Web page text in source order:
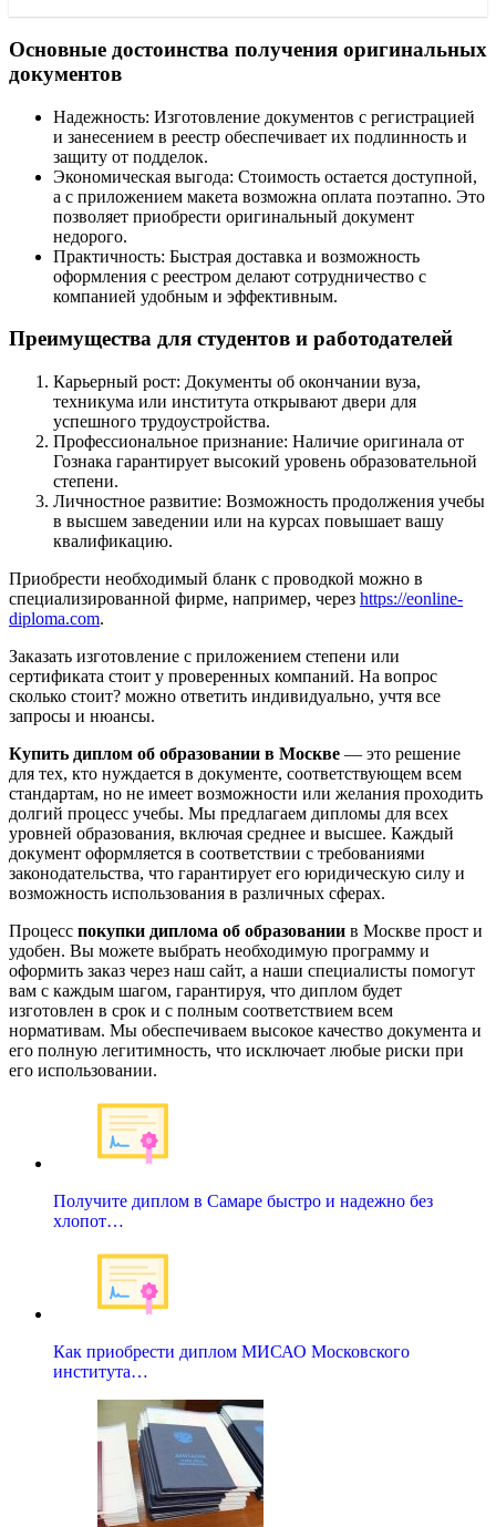
Основные достоинства получения оригинальных
документов
Надежность: Изготовление документов с регистрацией
и занесением в реестр обеспечивает их подлинность и
защиту от подделок.
Экономическая выгода: Стоимость остается доступной,
а с приложением макета возможна оплата поэтапно. Это
позволяет приобрести оригинальный документ
недорого.
Практичность: Быстрая доставка и возможность
оформления с реестром делают сотрудничество с
компанией удобным и эффективным.
Преимущества для студентов и работодателей
Карьерный рост: Документы об окончании вуза,
техникума или института открывают двери для
успешного трудоустройства.
Профессиональное признание: Наличие оригинала от
Гознака гарантирует высокий уровень образовательной
степени.
Личностное развитие: Возможность продолжения учебы
в высшем заведении или на курсах повышает вашу
квалификацию.
Приобрести необходимый бланк с проводкой можно в
специализированной фирме, например, через https://eonline-
diploma.com.
Заказать изготовление с приложением степени или
сертификата стоит у проверенных компаний. На вопрос
сколько стоит? можно ответить индивидуально, учтя все
запросы и нюансы.
Купить диплом об образовании в Москве — это решение
для тех, кто нуждается в документе, соответствующем всем
стандартам, но не имеет возможности или желания проходить
долгий процесс учебы. Мы предлагаем дипломы для всех
уровней образования, включая среднее и высшее. Каждый
документ оформляется в соответствии с требованиями
законодательства, что гарантирует его юридическую силу и
возможность использования в различных сферах.
Процесс покупки диплома об образовании в Москве прост и
удобен. Вы можете выбрать необходимую программу и
оформить заказ через наш сайт, а наши специалисты помогут
вам с каждым шагом, гарантируя, что диплом будет
изготовлен в срок и с полным соответствием всем
нормативам. Мы обеспечиваем высокое качество документа и
его полную легитимность, что исключает любые риски при
его использовании.
Получите диплом в Самаре быстро и надежно без
хлопот…
Как приобрести диплом МИСАО Московского
института…